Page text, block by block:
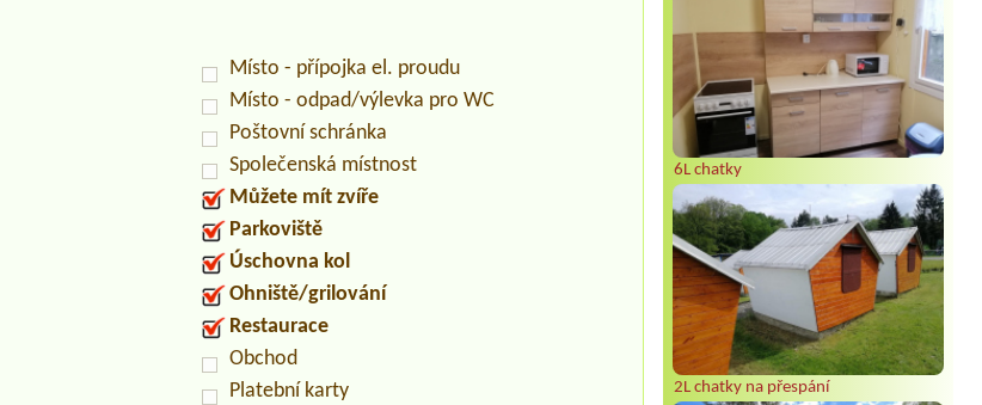
6L chatky
2L chatky na přespání
Místo - přípojka el. proudu
Místo - odpad/výlevka pro WC
Poštovní schránka
Společenská místnost
Můžete mít zvíře
Parkoviště
Úschovna kol
Ohniště/grilování
Restaurace
Obchod
Platební karty